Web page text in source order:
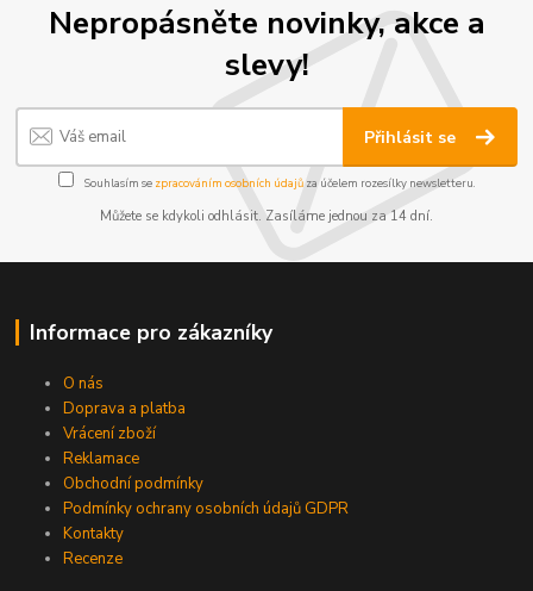
Nepropásněte novinky, akce a
slevy!
Přihlásit se
Souhlasím se zpracováním osobních údajůza účelem rozesílky newsletteru.
Můžete se kdykoli odhlásit. Zasíláme jednou za 14 dní.
Informace pro zákazníky
O nás
Doprava a platba
Vrácení zboží
Reklamace
Obchodní podmínky
Podmínky ochrany osobních údajů GDPR
Kontakty
Recenze